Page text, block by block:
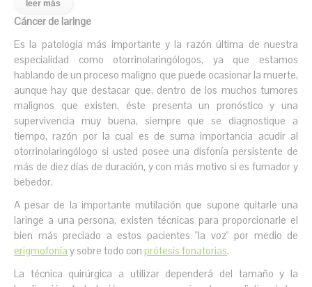
leer más
Cáncer de laringe
Es la patología más importante y la razón última de nuestra
especialidad como otorrinolaringólogos, ya que estamos
hablando de un proceso maligno que puede ocasionar la muerte,
aunque hay que destacar que, dentro de los muchos tumores
malignos que existen, éste presenta un pronóstico y una
supervivencia muy buena, siempre que se diagnostique a
tiempo, razón por la cual es de suma importancia acudir al
otorrinolaringólogo si usted posee una disfonía persistente de
más de diez días de duración, y con más motivo si es fumador y
bebedor.
A pesar de la importante mutilación que supone quitarle una
laringe a una persona, existen técnicas para proporcionarle el
bien más preciado a estos pacientes "la voz" por medio de
erigmofonía y sobre todo con prótesis fonatorias.
La técnica quirúrgica a utilizar dependerá del tamaño y la